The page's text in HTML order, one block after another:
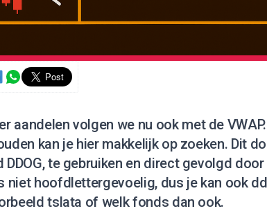
aandelen volgen we nu ook met de
kan je hier makkelijk op zoeken. Dit
DDOG, te gebruiken en direct gevolgd
niet hoofdlettergevoelig, dus je kan ook
tslata of welk fonds dan ook.